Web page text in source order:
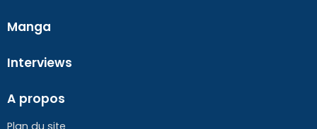
Manga
Interviews
A propos
Plan du site